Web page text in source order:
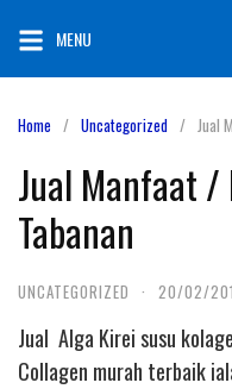
content
MENU
Home Uncategorized Jual
Jual Manfaat
Tabanan
UNCATEGORIZED · 20/02/
Jual Alga Kirei susu
Collagen murah terbaik